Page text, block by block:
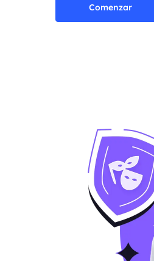
Comenzar